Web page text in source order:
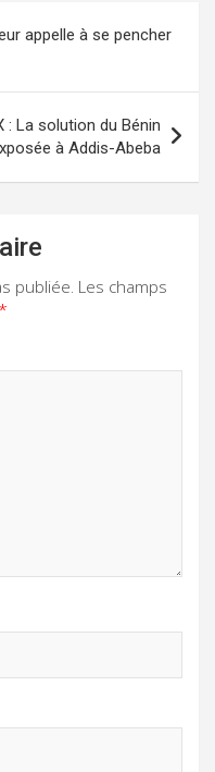
appelle à se pencher
: La solution du Bénin
à Addis-Abeba
publiée. Les champs
*